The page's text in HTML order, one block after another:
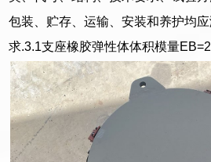
包装、贮存、运输、安装和养护均
求.3.1支座橡胶弹性体体积模量